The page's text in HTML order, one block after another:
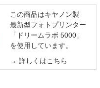
この商品はキヤノン製
最新型フォトプリンター
「ドリームラボ 5000」
を使用しています。
詳しくはこちら